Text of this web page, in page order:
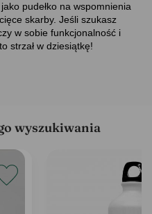
pudełko na wspomnienia
skarby. Jeśli szukasz
w sobie funkcjonalność i
strzał w dziesiątkę!
wyszukiwania